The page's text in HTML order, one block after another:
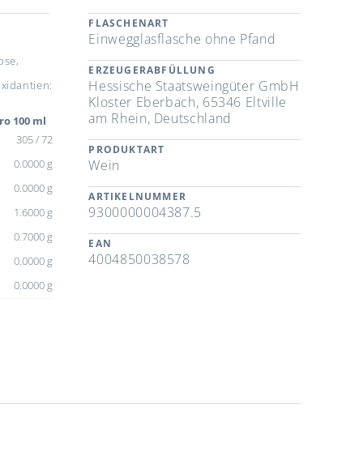
100 ml
305 / 72
0.0000 g
0.0000 g
1.6000 g
0.7000 g
0.0000 g
0.0000 g
FLASCHENART
Einwegglasflasche ohne Pfand
ERZEUGERABFÜLLUNG
Hessische Staatsweingüter GmbH
Kloster Eberbach, 65346 Eltville
am Rhein, Deutschland
PRODUKTART
Wein
ARTIKELNUMMER
9300000004387.5
EAN
4004850038578